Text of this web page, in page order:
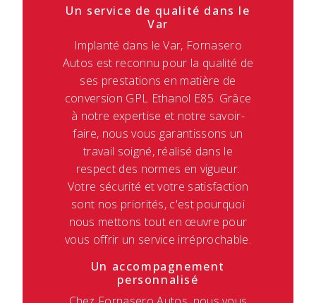
Un service de qualité dans le
Var
Implanté dans le Var, Fornasero
Autos est reconnu pour la qualité de
ses prestations en matière de
conversion GPL Ethanol E85. Grâce
à notre expertise et notre savoir-
faire, nous vous garantissons un
travail soigné, réalisé dans le
respect des normes en vigueur.
Votre sécurité et votre satisfaction
sont nos priorités, c'est pourquoi
nous mettons tout en œuvre pour
vous offrir un service irréprochable.
Un accompagnement
personnalisé